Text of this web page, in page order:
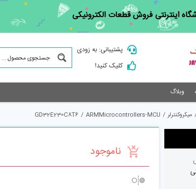
اینترنتی فروش قطعات الکترونیکی
پشتیبانی: به زودی
کلیک کنید!
وبلاگ
میکروکنترلر /
ARMMicrocontrollers-MCU
/
GD32E230C8T6
ناموجود